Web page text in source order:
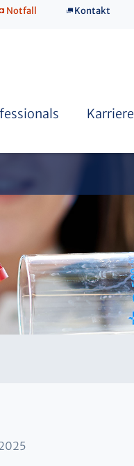
Notfall Kontakt
Karriere